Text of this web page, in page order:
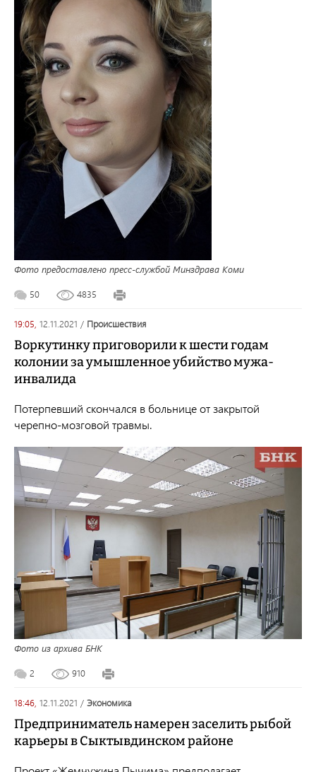
Фото предоставлено пресс-службой Минздрава Коми
50 4835
19:05, 12.11.2021 / происшествия
Воркутинку приговорили к шести годам
колонии за умышленное убийство мужа-
инвалида
Потерпевший скончался в больнице от закрытой
черепно-мозговой травмы.
Фото из архива БНК
2 910
18:46, 12.11.2021 / экономика
Предприниматель намерен заселить рыбой
карьеры в Сыктывдинском районе